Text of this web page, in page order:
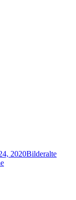
2020Bilderalte